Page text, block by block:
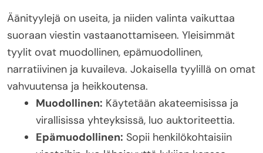
Äänityylejä on useita, ja niiden valinta vaikuttaa
suoraan viestin vastaanottamiseen. Yleisimmät
tyylit ovat muodollinen, epämuodollinen,
narratiivinen ja kuvaileva. Jokaisella tyylillä on omat
vahvuutensa ja heikkoutensa.
Muodollinen: Käytetään akateemisissa ja
virallisissa yhteyksissä, luo auktoriteettia.
Epämuodollinen: Sopii henkilökohtaisiin